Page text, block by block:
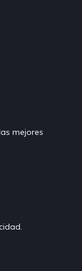
mejores